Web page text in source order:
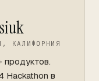
КАЛИФОРНИЯ
продуктов.
Hackathon в